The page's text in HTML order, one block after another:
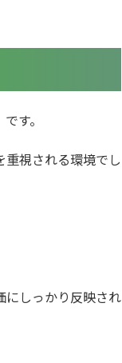
す。
視される環境でし
にしっかり反映され